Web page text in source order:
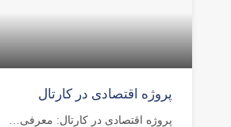
پروژه اقتصادی در کارتال
پروژه اقتصادی در کارتال: معرفی…